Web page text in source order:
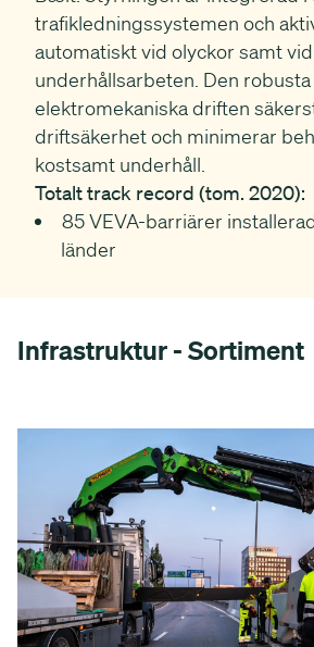
trafikledningssystemen och
automatiskt vid olyckor samt
underhållsarbeten. Den robusta
elektromekaniska driften
driftsäkerhet och minimerar
kostsamt underhåll.
Totalt track record (tom. 2020):
85 VEVA-barriärer
länder
Infrastruktur - Sortiment